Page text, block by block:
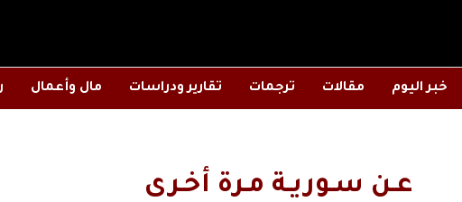
خبر اليوم مقالات ترجمات تقارير ودراسات مال وأعمال
عـن سـوريـة مـرة أخـرى